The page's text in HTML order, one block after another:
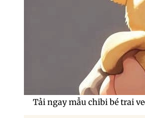
Tải ngay mẫu chibi bé trai